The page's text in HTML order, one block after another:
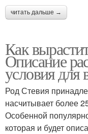
читать дальше →
Как
Описание
условия
Род Стевия
насчитывает более
Особенной
которая и будет